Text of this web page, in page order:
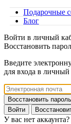
Подарочные
Блог
Войти в личный
Восстановить
Введите
для входа в личный
Восстановить пароль
Войти
У вас нет аккаунта?